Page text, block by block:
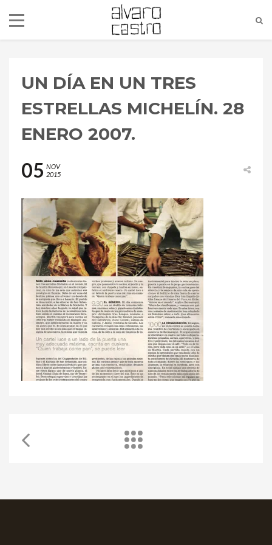
alvaro@alvarocastro.com
UN DÍA EN UN TRES
ESTRELLAS MICHELÍN. 28
ENERO 2007.
05 NOV
2015